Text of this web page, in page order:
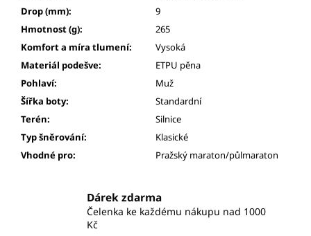
Drop (mm):
9
Hmotnost (g):
265
Komfort a míra tlumení:
Vysoká
Materiál podešve:
ETPU pěna
Pohlaví:
Muž
Šířka boty:
Standardní
Terén:
Silnice
Typ šněrování:
Klasické
Vhodné pro: Pražský maraton/půlmaraton
Dárek zdarma
Čelenka ke každému nákupu nad 1000
Kč